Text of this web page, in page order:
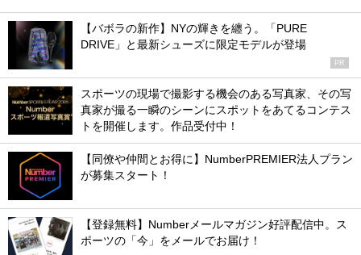
【バボラの新作】NYの輝きを纏う。「PURE
DRIVE」と最新シューズに限定モデルが登場
PR
スポーツの現場で撮影する機会のある写真家、その写
真家が撮る一瞬のシーンにスポットをあてるコンテス
トを開催します。作品受付中！
【同僚や仲間とお得に】NumberPREMIER法人プラン
が募集スタート！
【登録無料】Numberメールマガジン好評配信中。ス
ポーツの「今」をメールでお届け！